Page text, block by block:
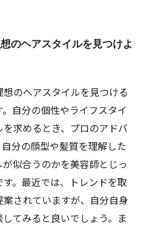
のヘアスタイルを見つけよ
のヘアスタイルを見つける
自分の個性やライフスタイ
求めるとき、プロのアドバ
分の顔型や髪質を理解した
似合うのかを美容師とじっ
。最近では、トレンドを取
されていますが、自分自身
てみると良いでしょう。ま